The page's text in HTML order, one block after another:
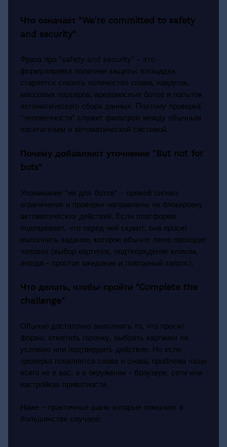
Что означает "We're committed to safety
and security"
Фраза про "safety and security" - это
формулировка политики защиты: площадка
старается снизить количество спама, накруток,
массовых парсеров, вредоносных ботов и попыток
автоматического сбора данных. Поэтому проверка
"человечности" служит фильтром между обычным
посетителем и автоматической системой.
Почему добавляют уточнение "But not for
bots"
Упоминание "не для ботов" - прямой сигнал:
ограничения и проверки направлены на блокировку
автоматических действий. Если платформа
подозревает, что перед ней скрипт, она просит
выполнить задание, которое обычно легко проходит
человек (выбор картинок, подтверждение кликом,
иногда - простое ожидание и повторный запрос).
Что делать, чтобы пройти "Complete the
challenge"
Обычно достаточно выполнить то, что просит
форма: отметить галочку, выбрать картинки по
условию или подтвердить действие. Но если
проверка появляется снова и снова, проблема чаще
всего не в вас, а в окружении - браузере, сети или
настройках приватности.
Ниже - практичные шаги, которые помогают в
большинстве случаев: